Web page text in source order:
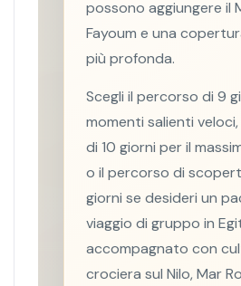
possono aggiungere il
Fayoum e una
più profonda.
Scegli il percorso di 9
momenti salienti
di 10 giorni per il
o il percorso di
giorni se desideri un
viaggio di gruppo in
accompagnato con
crociera sul Nilo, Mar